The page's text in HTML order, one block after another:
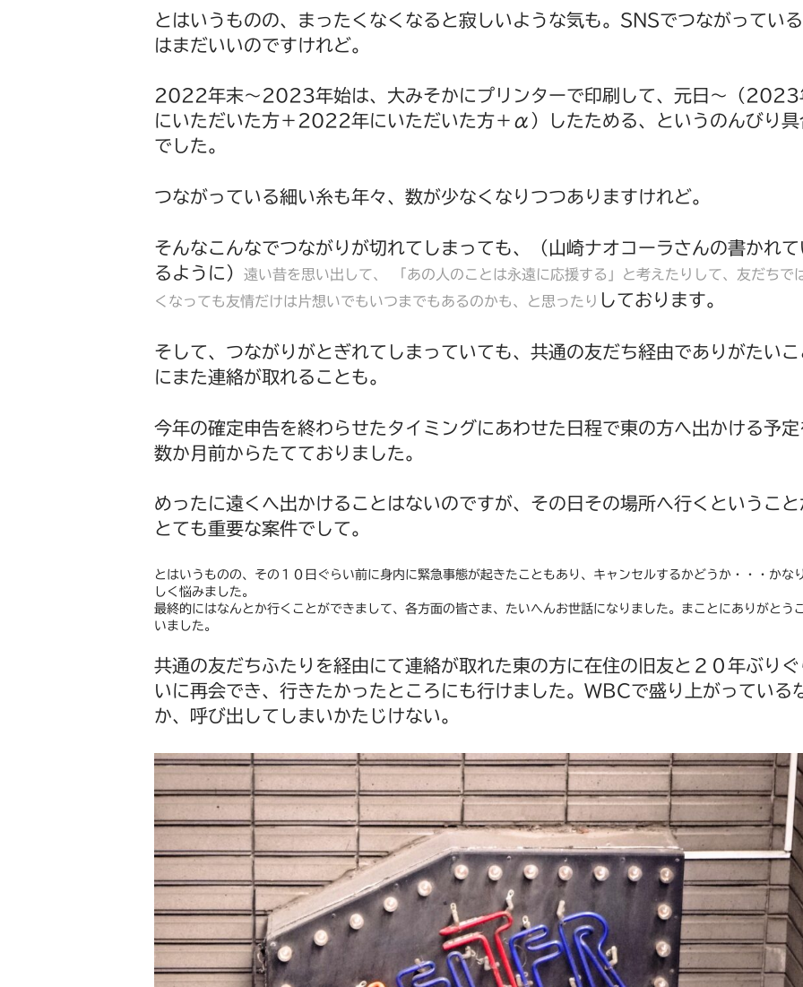
とはいうものの、まったくなくなると寂しいような気も。SNSでつながってい
はまだいいのですけれど。
2022年末～2023年始は、大みそかにプリンターで印刷して、元日～（2023
にいただいた方＋2022年にいただいた方＋α）したためる、というのんびり具
でした。
つながっている細い糸も年々、数が少なくなりつつありますけれど。
そんなこんなでつながりが切れてしまっても、（山崎ナオコーラさんの書かれて
るように）
遠い昔を思い出して、 「あの人のことは永遠に応援する」と考えたりして、友だちで
くなっても友情だけは片想いでもいつまでもあるのかも、と思ったり しております。
そして、つながりがとぎれてしまっていても、共通の友だち経由でありがたいこ
にまた連絡が取れることも。
今年の確定申告を終わらせたタイミングにあわせた日程で東の方へ出かける予定
数か月前からたてておりました。
めったに遠くへ出かけることはないのですが、その日その場所へ行くということ
とても重要な案件でして。
とはいうものの、その１０日ぐらい前に身内に緊急事態が起きたこともあり、キャンセルするかどうか・・・かな
しく悩みました。
最終的にはなんとか行くことができまして、各方面の皆さま、たいへんお世話になりました。まことにありがとう
いました。
共通の友だちふたりを経由にて連絡が取れた東の方に在住の旧友と２０年ぶりぐ
いに再会でき、行きたかったところにも行けました。WBCで盛り上がっている
か、呼び出してしまいかたじけない。